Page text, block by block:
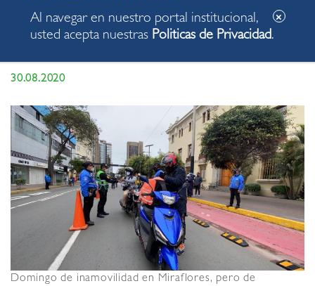
prueba rápida
COVID-19
30.08.2020
Domingo de inamovilidad en Miraflores, pero de
Al navegar en nuestro portal institucional,
usted acepta nuestras Politicas de Privacidad.